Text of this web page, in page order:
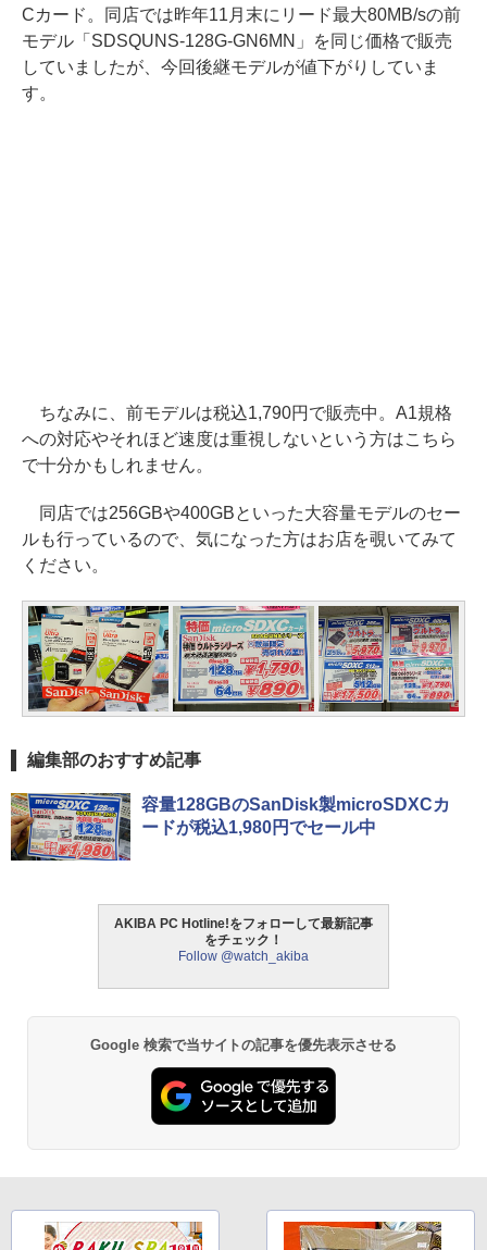
Cカード。同店では昨年11月末にリード最大80MB/sの前
モデル「SDSQUNS-128G-GN6MN」を同じ価格で販売
していましたが、今回後継モデルが値下がりしていま
す。
ちなみに、前モデルは税込1,790円で販売中。A1規格
への対応やそれほど速度は重視しないという方はこちら
で十分かもしれません。
同店では256GBや400GBといった大容量モデルのセー
ルも行っているので、気になった方はお店を覗いてみて
ください。
編集部のおすすめ記事
容量128GBのSanDisk製microSDXCカ
ードが税込1,980円でセール中
AKIBA PC Hotline!をフォローして最新記事
をチェック！
Follow @watch_akiba
Google 検索で当サイトの記事を優先表示させる